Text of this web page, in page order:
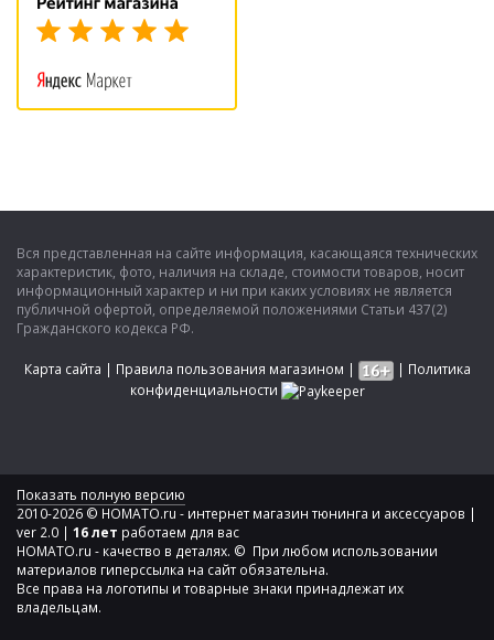
Вся представленная на сайте информация, касающаяся технических
характеристик, фото, наличия на складе, стоимости товаров, носит
информационный характер и ни при каких условиях не является
публичной офертой, определяемой положениями Статьи 437(2)
Гражданского кодекса РФ.
Карта сайта | Правила пользования магазином | | Политика
конфиденциальности
Показать полную версию
2010-2026 © HOMATO.ru - интернет магазин тюнинга и аксессуаров |
ver 2.0 | 16 лет работаем для вас
HOMATO.ru - качество в деталях. © При любом использовании
материалов гиперссылка на сайт обязательна.
Все права на логотипы и товарные знаки принадлежат их
владельцам.